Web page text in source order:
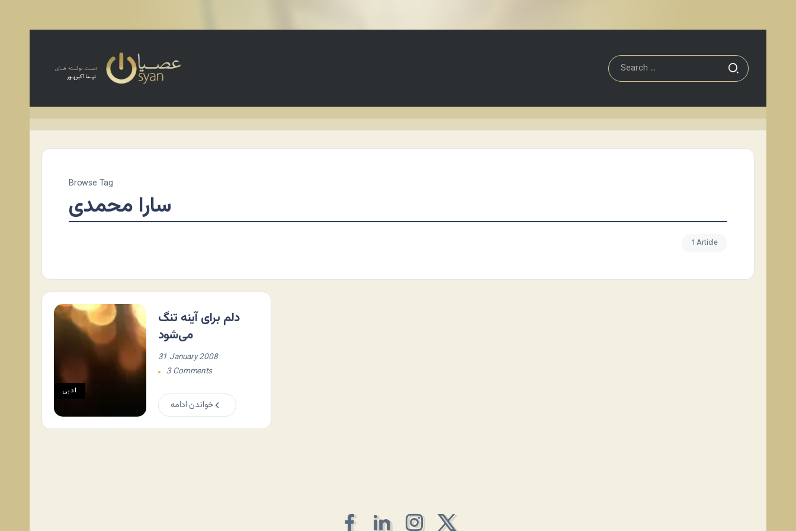
Browse Tag
سارا محمدی
1 Article
ادبی
دلم برای آینه تنگ
می‌شود
31 January 2008
3 Comments
خواندن ادامه